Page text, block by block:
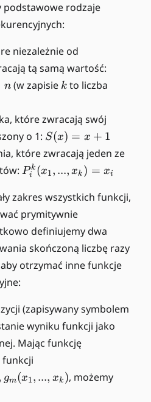
podstawowe rodzaje
niezależnie od
tą samą wartość:
(
x
1,
...
)
=
n(w zapisie k
k to liczba
które zwracają swój
o 1: S
(
)
x
+
1
S(x) = x + 1
które zwracają jeden ze
P
^
k
(
x
_
1,
_
k
)
=
x
_i
Pi
k (x1, ..., xk ) = xi
zakres wszystkich funkcji,
prymitywnie
definiujemy dwa
skończoną liczbę razy
otrzymać inne funkcje
(zapisywany symbolem
wyniku funkcji jako
Mając funkcję
_
funkcji
1
gm(x1, ..., xk ), możemy